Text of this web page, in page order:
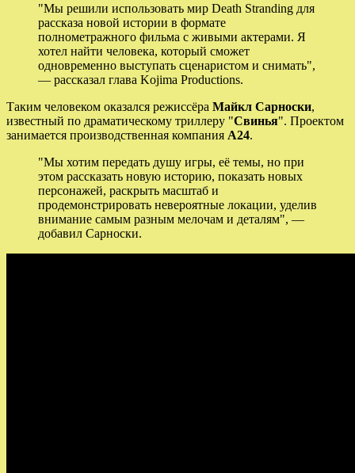
"Мы решили использовать мир Death Stranding для
рассказа новой истории в формате
полнометражного фильма с живыми актерами. Я
хотел найти человека, который сможет
одновременно выступать сценаристом и снимать",
— рассказал глава Kojima Productions.
Таким человеком оказался режиссёра Майкл Сарноски,
известный по драматическому триллеру "Свинья". Проектом
занимается производственная компания A24.
"Мы хотим передать душу игры, её темы, но при
этом рассказать новую историю, показать новых
персонажей, раскрыть масштаб и
продемонстрировать невероятные локации, уделив
внимание самым разным мелочам и деталям", —
добавил Сарноски.